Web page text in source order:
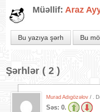
Müəllif: Araz
Bu yazıya şərh Bu
Şərhlər ( 2 )
Murad Adıgözəlov / .
Səs: 0.